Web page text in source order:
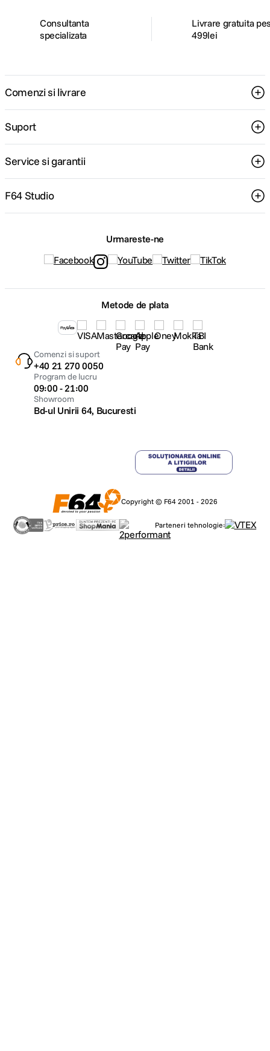
Consultanta
specializata
Livrare gratuita
499lei
Comenzi si livrare
Suport
Service si garantii
F64 Studio
Urmareste-ne
Metode de plata
Comenzi si suport
+40 21 270 0050
Program de lucru
09:00 - 21:00
Showroom
Bd-ul Unirii 64, Bucuresti
Copyright © F64 2001 - 2026
Parteneri tehnologie: